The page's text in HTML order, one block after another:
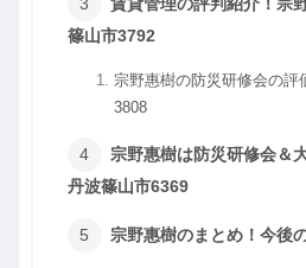
篠山市3792
宗野惠樹の防災研修会の評
3808
宗野惠樹は防災研修会＆
丹波篠山市6369
宗野惠樹のまとめ！今後